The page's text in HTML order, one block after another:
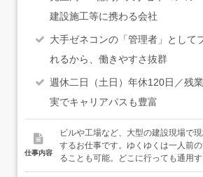
建設施工等に携わる会社
大手ゼネコンの「管理者」として
れるから、働きやすさ抜群
週休二日（土日）年休120日／残
実でキャリアパスも豊富
仕事内容
ビルや工場など、大型の建設現場で
するお仕事です。ゆくゆくは一人前
ることも可能。どこに行っても通用す
ることができる環境です。充実した